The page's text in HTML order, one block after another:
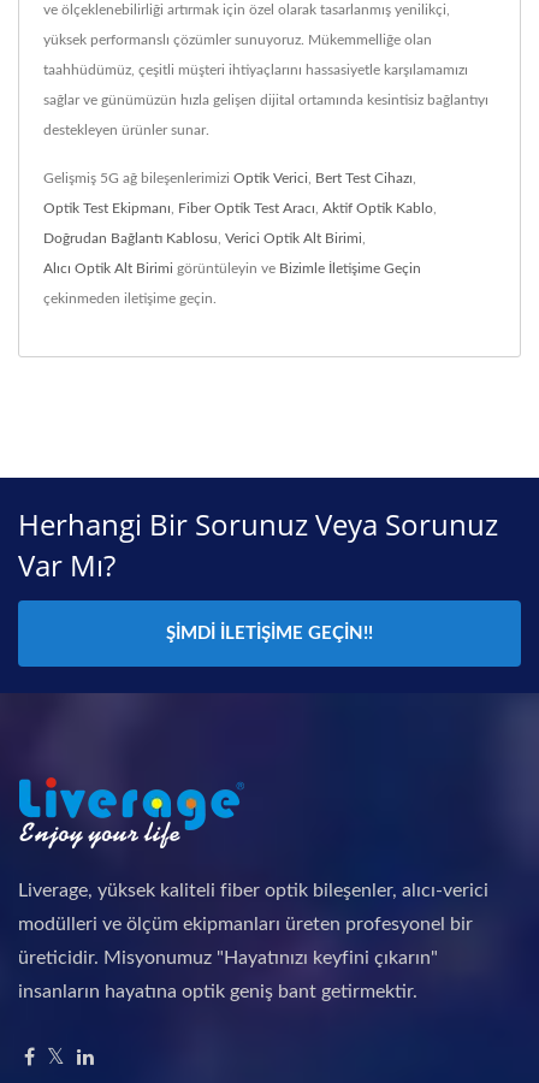
ve ölçeklenebilirliği artırmak için özel olarak tasarlanmış yenilikçi,
yüksek performanslı çözümler sunuyoruz. Mükemmelliğe olan
taahhüdümüz, çeşitli müşteri ihtiyaçlarını hassasiyetle karşılamamızı
sağlar ve günümüzün hızla gelişen dijital ortamında kesintisiz bağlantıyı
destekleyen ürünler sunar.
Gelişmiş 5G ağ bileşenlerimizi Optik Verici Bert Test Cihazı
Optik Test Ekipmanı Fiber Optik Test Aracı Aktif Optik Kablo
Doğrudan Bağlantı Kablosu Verici Optik Alt Birimi
Alıcı Optik Alt Birimi görüntüleyin ve Bizimle İletişime Geçin
çekinmeden iletişime geçin.
Herhangi Bir Sorunuz Veya Sorunuz
Var Mı?
ŞIMDI İLETIŞIME GEÇIN!!
Liverage, yüksek kaliteli fiber optik bileşenler, alıcı-verici
modülleri ve ölçüm ekipmanları üreten profesyonel bir
üreticidir. Misyonumuz "Hayatınızı keyfini çıkarın"
insanların hayatına optik geniş bant getirmektir.